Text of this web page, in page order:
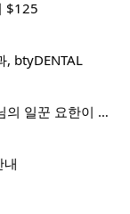
$125
, btyDENTAL
진짜가 나타났다! 30년 경력 건축가, 하나님의 일꾼 요한이 책임 시공합니다.